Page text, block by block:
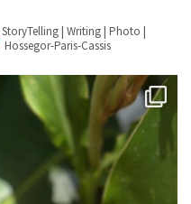
StoryTelling | Writing | Photo |
Hossegor-Paris-Cassis